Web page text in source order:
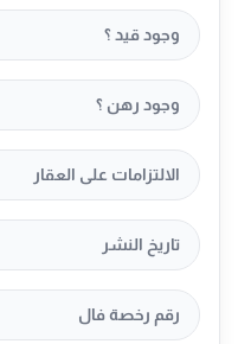
وجود قيد ؟
وجود رهن ؟
الالتزامات على العقار
تاريخ النشر
رقم رخصة فال